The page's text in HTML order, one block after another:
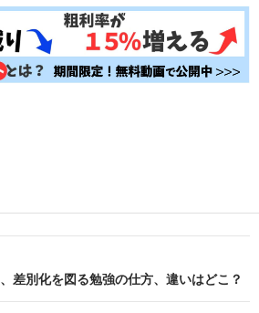
差別化を図る勉強の仕方、違いはどこ？